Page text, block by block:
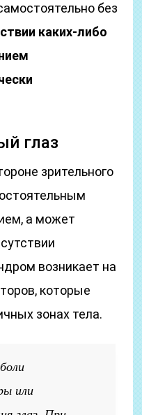
без
каких-либо
глаз
зрительного
а может
возникает на
которые
зонах тела.
или